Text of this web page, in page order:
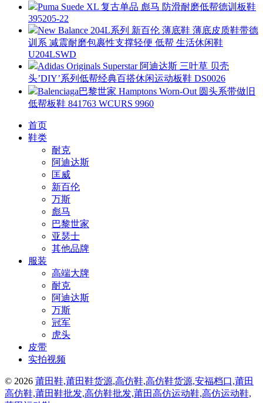
Puma Suede XL 复古单品 彪马 防滑耐磨低帮德训板鞋
395205-22
New Balance 204L系列 新百伦 薄底鞋 薄底皮质鞋带德
训系 减震耐磨包裹性支撑轻便 低帮 生活休闲鞋
U204LSWD
Adidas Originals Superstar 阿迪达斯 三叶草 贝壳
头’DIY’系列低帮经典百搭休闲运动板鞋 DS0026
Balenciaga巴黎世家 Hamptons Worn-Out 圆头系带做旧
低帮板鞋 841763 WCURS 9960
首页
鞋类
耐克
阿迪达斯
匡威
新百伦
万斯
彪马
巴黎世家
亚瑟士
其他品牌
服装
高端大牌
耐克
阿迪达斯
万斯
冠军
虎头
皮带
实拍视频
© 2026 莆田鞋,莆田鞋货源,高仿鞋,高仿鞋货源,安福档口,莆田
高仿鞋,莆田鞋批发,高仿鞋批发,莆田高仿运动鞋,高仿运动鞋,